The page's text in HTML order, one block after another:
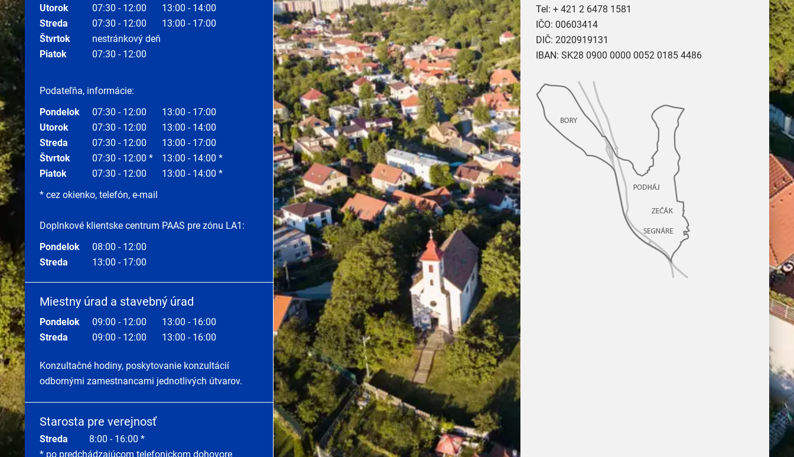
Utorok
07:30 - 12:00
13:00 - 14:00
Streda
07:30 - 12:00
13:00 - 17:00
Štvrtok
nestránkový deň
Piatok
07:30 - 12:00
Podateľňa, informácie:
Pondelok
07:30 - 12:00
13:00 - 17:00
Utorok
07:30 - 12:00
13:00 - 14:00
Streda
07:30 - 12:00
13:00 - 17:00
Štvrtok
07:30 - 12:00 *
13:00 - 14:00 *
Piatok
07:30 - 12:00
13:00 - 14:00 *
* cez okienko, telefón, e-mail
Doplnkové klientske centrum PAAS pre zónu LA1:
Pondelok
08:00 - 12:00
Streda
13:00 - 17:00
Miestny úrad a stavebný úrad
Pondelok 09:00 - 12:00
13:00 - 16:00
Streda
09:00 - 12:00 13:00 - 16:00
Konzultačné hodiny, poskytovanie konzultácií
odbornými zamestnancami jednotlivých útvarov.
Starosta pre verejnosť
Streda 8:00 - 16:00 *
* po predchádzajúcom telefonickom dohovore
Tel:+ 421 2 6478 1581
IČO: 00603414
DIČ: 2020919131
IBAN: SK28 0900 0000 0052 0185 4486